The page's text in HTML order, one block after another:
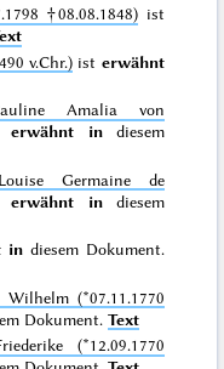
†08.08.1848) ist
v.Chr.) ist erwähnt
Amalia von
erwähnt indiesem
Germaine de
erwähnt indiesem
indiesem Dokument.
(*07.11.1770
Dokument.Text
(*12.09.1770